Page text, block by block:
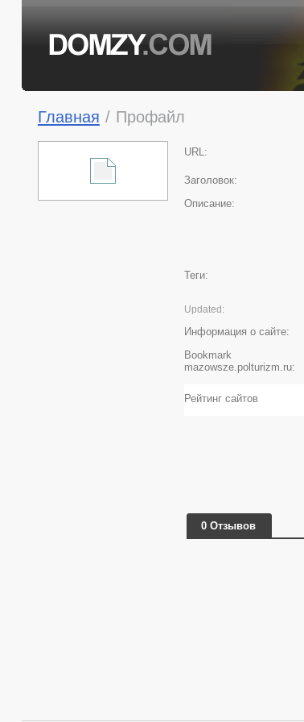
Главная / Профайл
URL:
Заголовок:
Описание:
Теги:
Updated:
Информация о сайте:
Bookmark
mazowsze.polturizm.ru:
Рейтинг сайтов
0 Отзывов